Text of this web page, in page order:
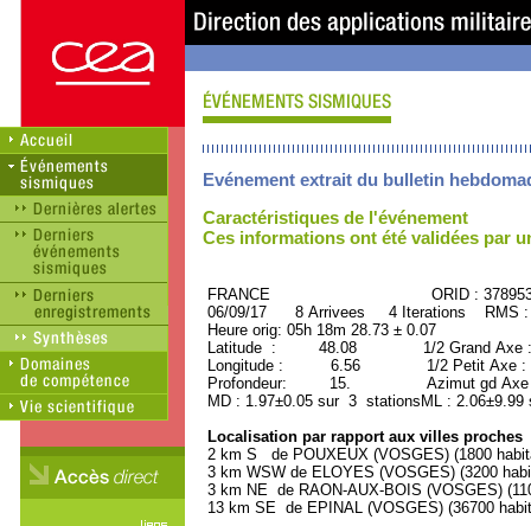
Evénement extrait du bulletin
Caractéristiques de l'événement
Ces informations ont été validées par
FRANCE ORID :
06/09/17 8 Arrivees 4 Iterations RMS
Heure orig: 05h 18m 28.73 ± 0.07
Latitude : 48.08 1/2 Grand Axe
Longitude : 6.56 1/2 Petit Axe :
Profondeur: 15. Azimut gd Axe
MD : 1.97±0.05 sur 3 stationsML :
Localisation par rapport aux villes proches
2 km S de POUXEUX (VOSGES) (1800
3 km WSW de ELOYES (VOSGES) (3200
3 km NE de RAON-AUX-BOIS (VOSGES)
13 km SE de EPINAL (VOSGES) (36700